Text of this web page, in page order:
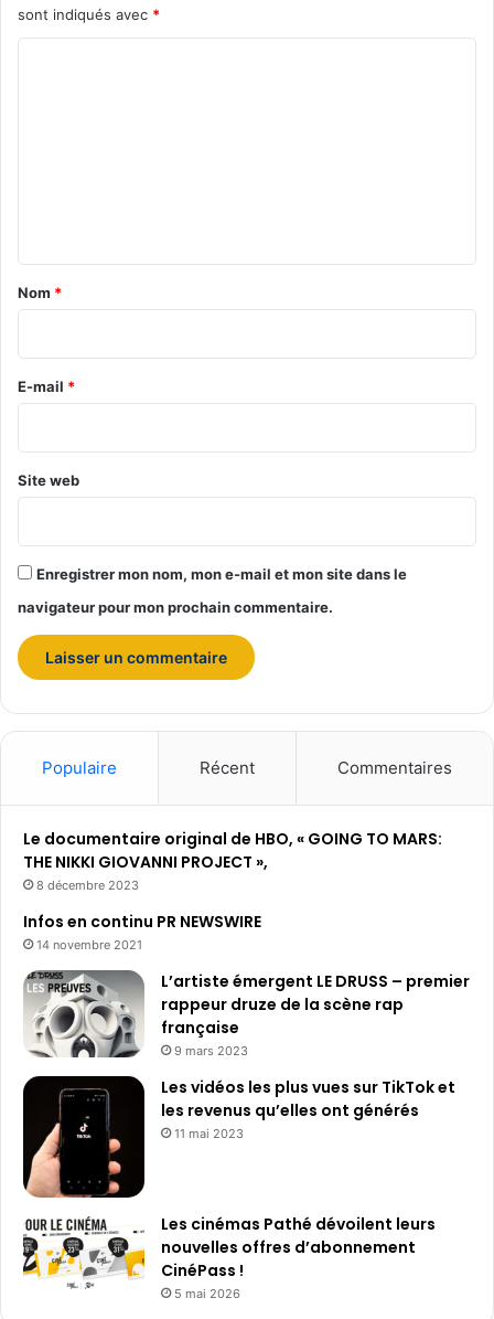
sont indiqués avec *
a
r
e
Nom *
E-mail *
Site web
Enregistrer mon nom, mon e-mail et mon site dans le
navigateur pour mon prochain commentaire.
Populaire Récent Commentaires
Le documentaire original de HBO, « GOING TO MARS:
THE NIKKI GIOVANNI PROJECT »,
8 décembre 2023
Infos en continu PR NEWSWIRE
14 novembre 2021
L’artiste émergent LE DRUSS – premier
rappeur druze de la scène rap
française
9 mars 2023
Les vidéos les plus vues sur TikTok et
les revenus qu’elles ont générés
11 mai 2023
Les cinémas Pathé dévoilent leurs
nouvelles offres d’abonnement
CinéPass !
5 mai 2026